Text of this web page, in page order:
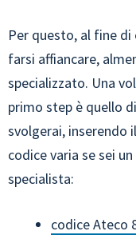
Per questo, al fine
farsi affiancare,
specializzato. Una
primo step è quello
svolgerai, inserendo il
codice varia se sei
specialista:
codice Ateco